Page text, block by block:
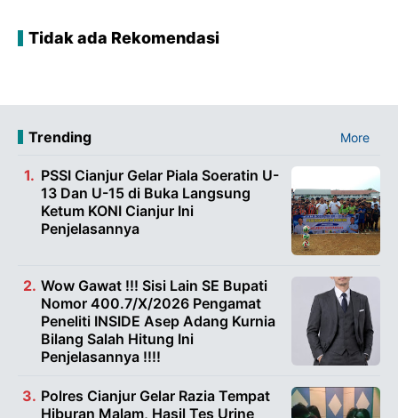
Tidak ada Rekomendasi
Trending More
PSSI Cianjur Gelar Piala Soeratin U-
13 Dan U-15 di Buka Langsung
Ketum KONI Cianjur Ini
Penjelasannya
Wow Gawat !!! Sisi Lain SE Bupati
Nomor 400.7/X/2026 Pengamat
Peneliti INSIDE Asep Adang Kurnia
Bilang Salah Hitung Ini
Penjelasannya !!!!
Polres Cianjur Gelar Razia Tempat
Hiburan Malam, Hasil Tes Urine